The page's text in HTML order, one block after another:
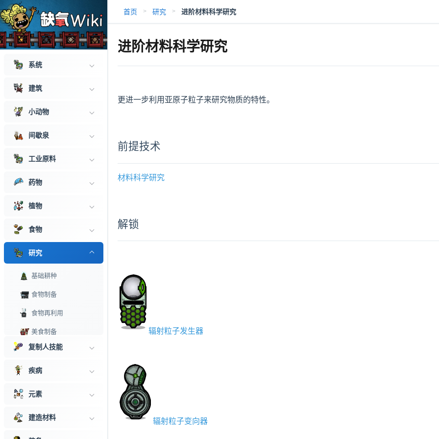
首页 > 研究 > 进阶材料科学研究
系统
建筑
小动物
间歇泉
工业原料
药物
植物
食物
研究
基础耕种
食物制备
食物再利用
美食制备
农业
养殖
复制人技能
疾病
元素
建造材料
进阶材料科学研究
更进一步利用亚原子粒子来研究物质的特性。
前提技术
材料科学研究
解锁
辐射粒子发生器
辐射粒子变向器